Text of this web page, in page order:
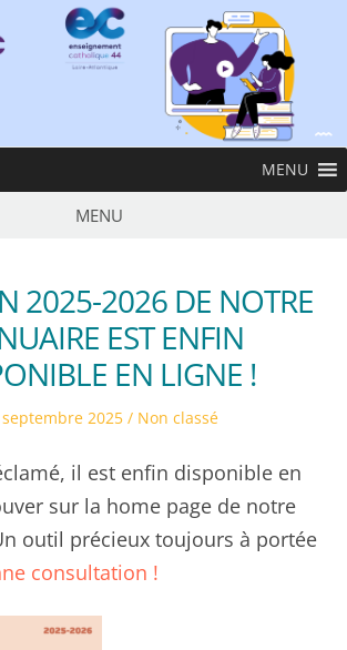
MENU
MENU
2025-2026 DE NOTRE
EST ENFIN
EN LIGNE !
2025
Posted
Non classé
il est enfin disponible en
sur la home page de notre
outil précieux toujours à portée
consultation !